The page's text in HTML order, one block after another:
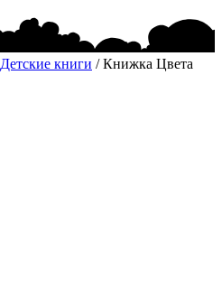
Детские книги / Книжка Цвета